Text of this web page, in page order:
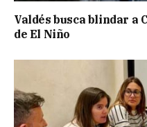
Valdés busca blindar a
de El Niño